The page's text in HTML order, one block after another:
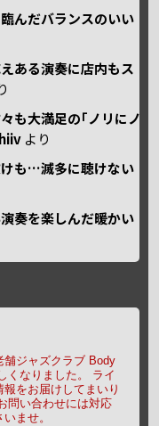
んだバランスのいい
ある演奏に店内もス
も大満足の｢ノリにノ
より
も…滅多に聴けない
奏を楽しんだ暖かい
舗ジャズクラブ Body
なりました。
ライ
をお届けしてまいり
問い合わせには対応
ませ。